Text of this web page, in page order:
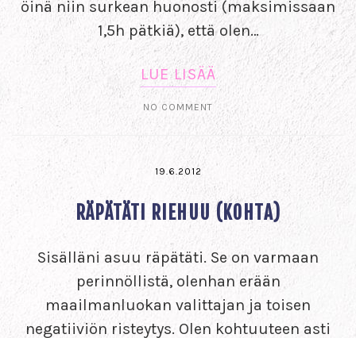
öinä niin surkean huonosti (maksimissaan
1,5h pätkiä), että olen…
LUE LISÄÄ
NO COMMENT
19.6.2012
RÄPÄTÄTI RIEHUU (KOHTA)
Sisälläni asuu räpätäti. Se on varmaan
perinnöllistä, olenhan erään
maailmanluokan valittajan ja toisen
negatiiviön risteytys. Olen kohtuuteen asti